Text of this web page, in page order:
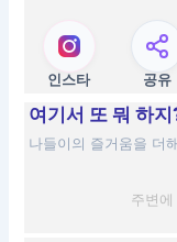
인스타 공유
여기서 또 뭐 하지
나들이의 즐거움을 더
주변